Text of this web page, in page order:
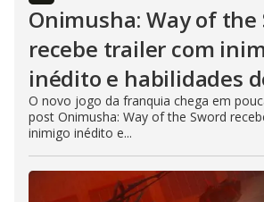
Onimusha: Way of the
recebe trailer com
inédito e habilidades
O novo jogo da franquia chega em
post Onimusha: Way of the Sword
inimigo inédito e...